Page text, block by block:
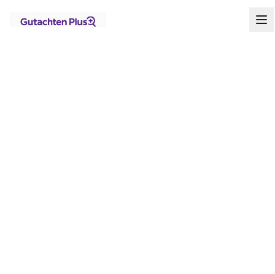
Startseite
Standorte Brandenburg